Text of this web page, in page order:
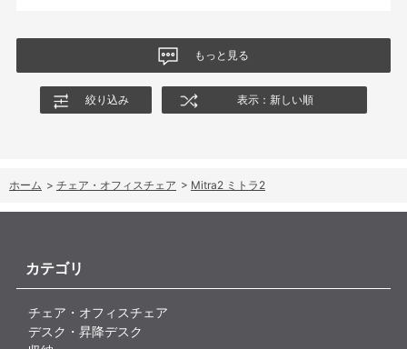
もっと見る
絞り込み 表示：新しい順
ホーム > チェア・オフィスチェア > Mitra2 ミトラ2
カテゴリ
チェア・オフィスチェア
デスク・昇降デスク